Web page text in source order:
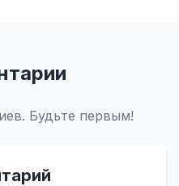
Будьте первым!